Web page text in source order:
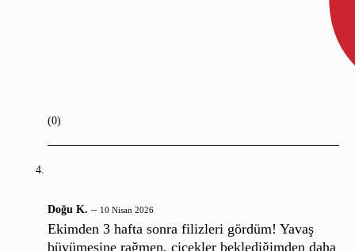
(0)
Doğu K. – 10 Nisan 2026
Ekimden 3 hafta sonra filizleri gördüm! Yavaş
büyümesine rağmen, çiçekler beklediğimden daha